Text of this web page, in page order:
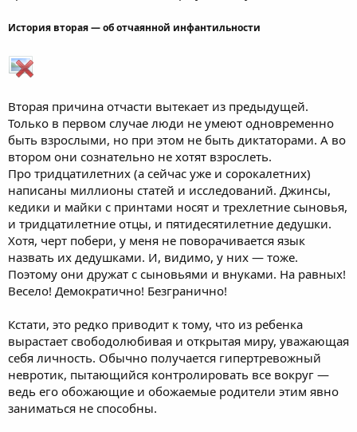
История вторая — об отчаянной инфантильности
Вторая причина отчасти вытекает из предыдущей.
Только в первом случае люди не умеют одновременно
быть взрослыми, но при этом не быть диктаторами. А во
втором они сознательно не хотят взрослеть.
Про тридцатилетних (а сейчас уже и сорокалетних)
написаны миллионы статей и исследований. Джинсы,
кедики и майки с принтами носят и трехлетние сыновья,
и тридцатилетние отцы, и пятидесятилетние дедушки.
Хотя, черт побери, у меня не поворачивается язык
назвать их дедушками. И, видимо, у них — тоже.
Поэтому они дружат с сыновьями и внуками. На равных!
Весело! Демократично! Безгранично!
Кстати, это редко приводит к тому, что из ребенка
вырастает свободолюбивая и открытая миру, уважающая
себя личность. Обычно получается гипертревожный
невротик, пытающийся контролировать все вокруг —
ведь его обожающие и обожаемые родители этим явно
заниматься не способны.